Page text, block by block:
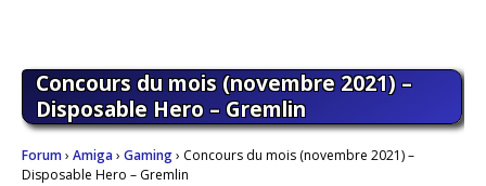
Concours du mois (novembre 2021) –
Disposable Hero – Gremlin
Forum› Amiga› Gaming› Concours du mois (novembre 2021) –
Disposable Hero – Gremlin